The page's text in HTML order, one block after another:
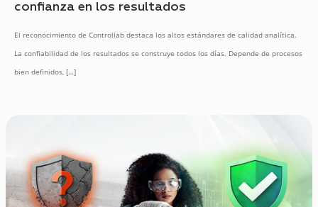
confianza en los resultados
El reconocimiento de Controllab destaca los altos estándares de calidad analítica.
La confiabilidad de los resultados se construye todos los días. Depende de procesos
bien definidos, […]